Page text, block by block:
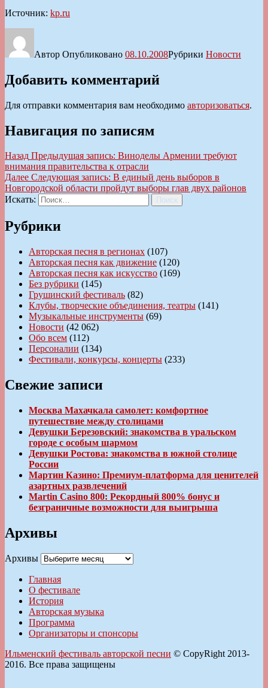
Источник: kp.ru
Автор Опубликовано 08.10.2008Рубрики Новости
Добавить комментарий
Для отправки комментария вам необходимо авторизоваться.
Навигация по записям
Назад Предыдущая запись: Виноделы Армении требуют
внимания правительства к отрасли
Далее Следующая запись: В единый день выборов в
Новгородской области пройдут выборы глав двух районов
Искать:
Поиск
Рубрики
Авторская песня в регионах (107)
Авторская песня как движение (120)
Авторская песня как искусство (169)
Без рубрики (145)
Грушинский фестиваль (82)
Клубы, творческие объединения, театры (141)
Музыкальные инструменты (69)
Новости (42 062)
Обо всем (112)
Персоналии (134)
Фестивали, конкурсы, концерты (233)
Свежие записи
Москва Махачкала самолет: комфортное
путешествие между столицами
Девушки Березовский: знакомства в уральском
городе с особым шармом
Девушки Ростова: знакомства в южной столице
России
Мартин Казино: Премиум-платформа для ценителей
азартных развлечений
Martin Casino 800: Рекордный 800% бонус и
безграничные возможности для выигрыша
Архивы
Архивы
Главная
О фестивале
История
Авторская музыка
Программа
Организаторы и спонсоры
Ильменский фестиваль авторской песни © CopyRight 2013-
2016. Все права защищены